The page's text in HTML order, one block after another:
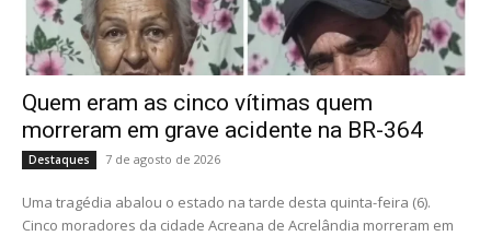
Quem eram as cinco vítimas quem
morreram em grave acidente na BR-364
Destaques 7 de agosto de 2026
Uma tragédia abalou o estado na tarde desta quinta-feira (6).
Cinco moradores da cidade Acreana de Acrelândia morreram em